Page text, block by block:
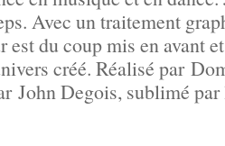
Avec un traitement
est du coup mis en avant
créé. Réalisé par
John Degois, sublimé